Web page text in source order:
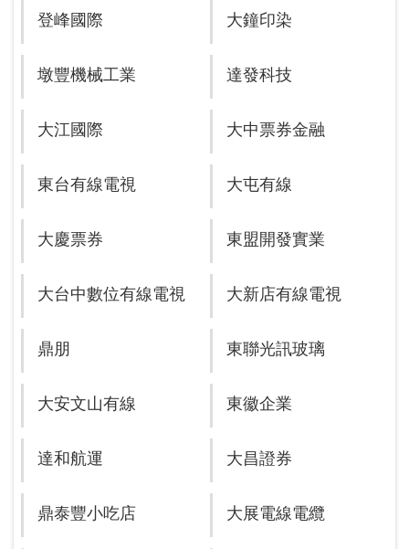
登峰國際 大鐘印染
墩豐機械工業 達發科技
大江國際 大中票券金融
東台有線電視 大屯有線
大慶票券 東盟開發實業
大台中數位有線電視 大新店有線電視
鼎朋 東聯光訊玻璃
大安文山有線 東徽企業
達和航運 大昌證券
鼎泰豐小吃店 大展電線電纜